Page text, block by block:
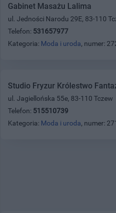
Gabinet Masażu Lalima
ul. Jedności Narodu 29E, 83-110
Telefon: 531657977
Kategoria: Moda i uroda, numer:
Studio Fryzur Królestwo
ul. Jagiellońska 55e, 83-110 Tczew
Telefon: 515510739
Kategoria: Moda i uroda, numer: